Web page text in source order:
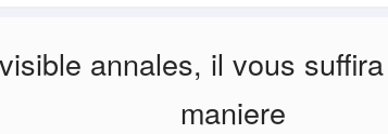
annales, il vous
maniere